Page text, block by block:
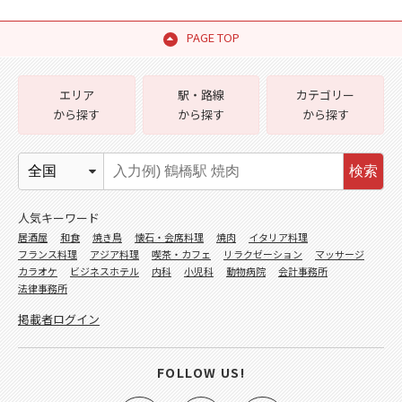
PAGE TOP
エリア
から探す
駅・路線
から探す
カテゴリー
から探す
検索
人気キーワード
居酒屋 和食 焼き鳥 懐石・会席料理 焼肉
イタリア料理
フランス料理
アジア料理 喫茶・カフェ リラクゼーション
マッサージ
カラオケ
ビジネスホテル 内科 小児科 動物病院
会計事務所
法律事務所
掲載者ログイン
FOLLOW US!